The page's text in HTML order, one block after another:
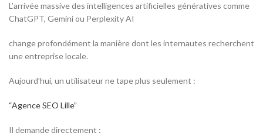
L’arrivée massive des intelligences artificielles génératives comme
ChatGPT, Geminiou Perplexity AI
change profondément la manière dont les internautes recherchent
une entreprise locale.
Aujourd’hui, un utilisateur ne tape plus seulement :
“Agence SEO Lille”
Il demande directement :